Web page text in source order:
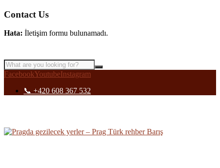
Contact Us
Hata: İletişim formu bulunamadı.
FacebookYoutubeInstagram
📞 +420 608 367 532